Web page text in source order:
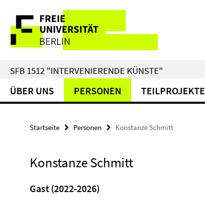
direkt
Inhalt
Service-
Navigation
SFB 1512 "INTERVENIERENDE KÜNSTE"
ÜBER UNS PERSONEN TEILPROJEKTE
Startseite Personen Konstanze Schmitt
Konstanze Schmitt
Gast (2022-2026)